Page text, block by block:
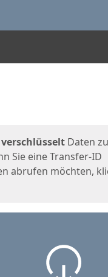
verschlüsselt Daten
Sie eine Transfer-ID
abrufen möchten,